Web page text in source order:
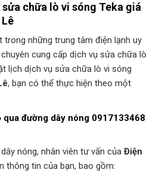
chữa lò vi sóng Teka giá
trong những trung tâm điện lạnh uy
cung cấp dịch vụ sửa chữa lò
lịch dịch vụ sửa chữa lò vi sóng
, bạn có thể thực hiện theo một
đường dây nóng 0917133468
nóng, nhân viên tư vấn của Điện
thông tin của bạn, bao gồm: